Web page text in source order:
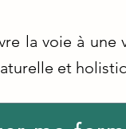
la voie à
et